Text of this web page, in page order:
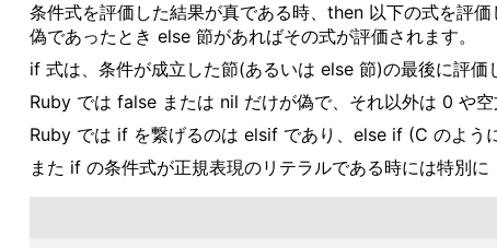
条件式を評価した結果が真である時、then 以下の式を評
偽であったとき else 節があればその式が評価されます。
if 式は、条件が成立した節(あるいは else 節)の最後に評価
Ruby では false または nil だけが偽で、それ以外は 0 や空
Ruby では if を繋げるのは elsif であり、else if (C のよう
また if の条件式が正規表現のリテラルである時には特別に